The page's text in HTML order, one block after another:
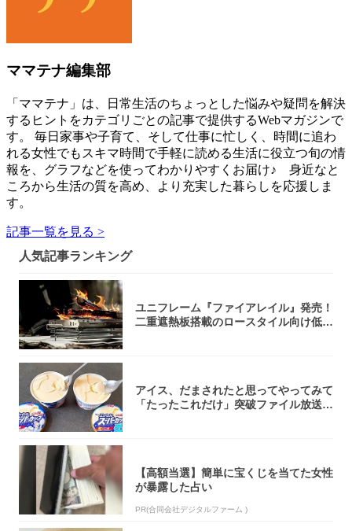
ママテナ編集部
「ママテナ」は、日常生活のちょっとした悩みや疑問を解決
するヒントをカテゴリごとの記事で提供するWebマガジンで
す。 毎日家事や子育て、そして仕事に忙しく、時間に追わ
れる女性でもスキマ時間で手軽に読める生活に役立つ旬の情
報を、グラフなどを使ってわかりやすくお届け♪ 身近なと
ころから生活の質を高め、より充実した暮らしを応援しま
す。
記事一覧を見る >
人気記事ランキング
ユニフレーム『ファイアレイル』発売！
二重遮熱板搭載のロースタイル向け低型
アイス、だまされたと思ってやってみて
「たったこれだけ」突破ファイル放送で
【高額当選】簡単に宝くじを当てた女性
が暴露した占い
PR(合同会社デジタルファーム )